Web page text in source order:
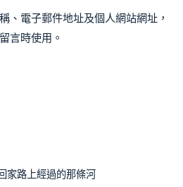
、電子郵件地址及個人網站網址，
言時使用。
家路上經過的那條河